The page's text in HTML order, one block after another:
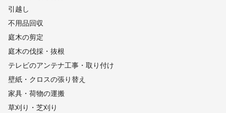
引越し
不用品回収
庭木の剪定
庭木の伐採・抜根
テレビのアンテナ工事・取り付け
壁紙・クロスの張り替え
家具・荷物の運搬
草刈り・芝刈り